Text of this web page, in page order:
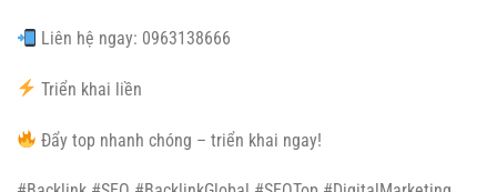
Liên hệ ngay: 0963138666
Triển khai liền
Đẩy top nhanh chóng – triển khai ngay!